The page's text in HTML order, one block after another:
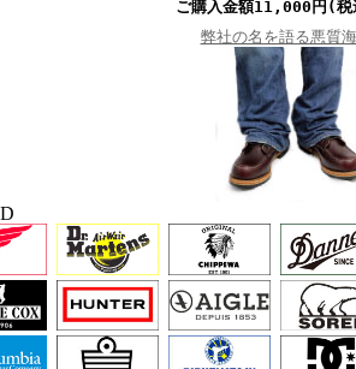
ご購入金額11,000円(税
弊社の名を語る悪質